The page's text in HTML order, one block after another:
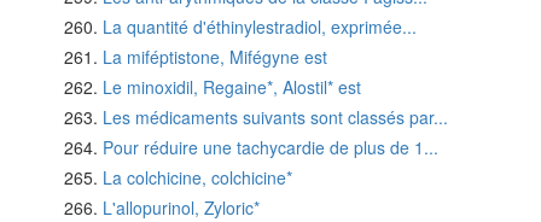
La quantité d'éthinylestradiol, exprimée...
La miféptistone, Mifégyne est
Le minoxidil, Regaine*, Alostil* est
Les médicaments suivants sont classés par...
Pour réduire une tachycardie de plus de 1...
La colchicine, colchicine*
L'allopurinol, Zyloric*